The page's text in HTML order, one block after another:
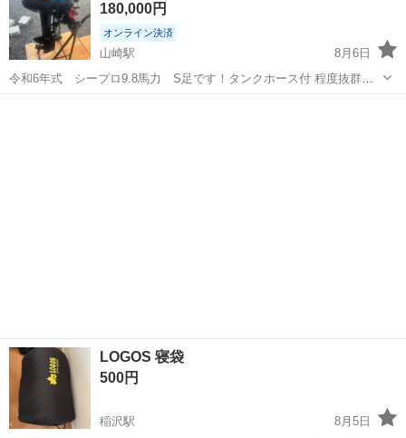
ンダー）8cm イ...180,000円
オンライン決済
山崎駅
8月6日
令和6年式 シープロ9.8馬力 S足です！タンクホース付 程度抜群、
まだ３回しか使用していない美品です！ 買ったもののほぼ使いません
LOGOS 寝袋
500円
稲沢駅
8月5日